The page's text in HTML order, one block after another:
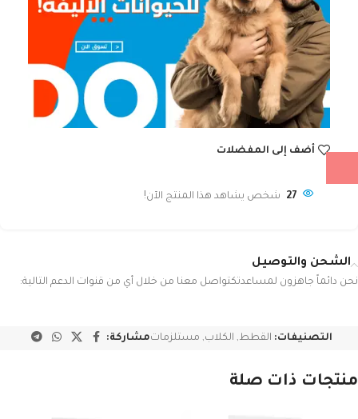
أضف إلى المفضلات
27 شخص يشاهد هذا المنتج الآن!
الشحن والتوصيل
نحن دائماً جاهزون لمساعدتكتواصل معنا من خلال أي من قنوات الدعم التالية:
التصنيفات: القطط, الكلاب, مستلزماتمشاركة:
منتجات ذات صلة